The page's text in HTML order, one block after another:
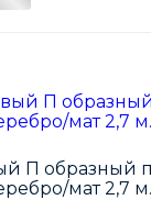
П образный
мат 2,7